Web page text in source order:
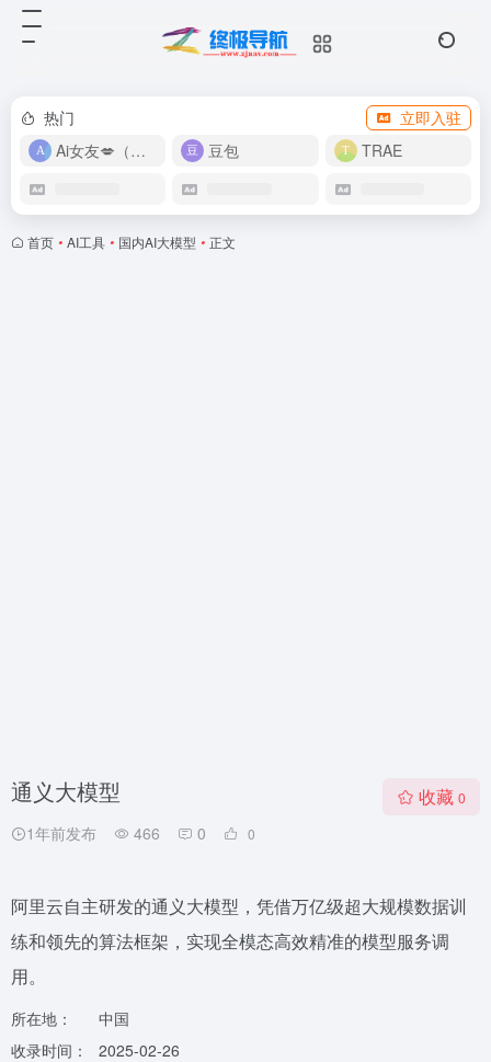
热门
立即入驻
Ai女友💋（在线畅玩）
豆包 TRAE
首页 • AI工具 • 国内AI大模型 • 正文
通义大模型
1年前发布 466 0 0
收藏 0
阿里云自主研发的通义大模型，凭借万亿级超大规模数据训
练和领先的算法框架，实现全模态高效精准的模型服务调
用。
所在地：
中国
收录时间：
2025-02-26